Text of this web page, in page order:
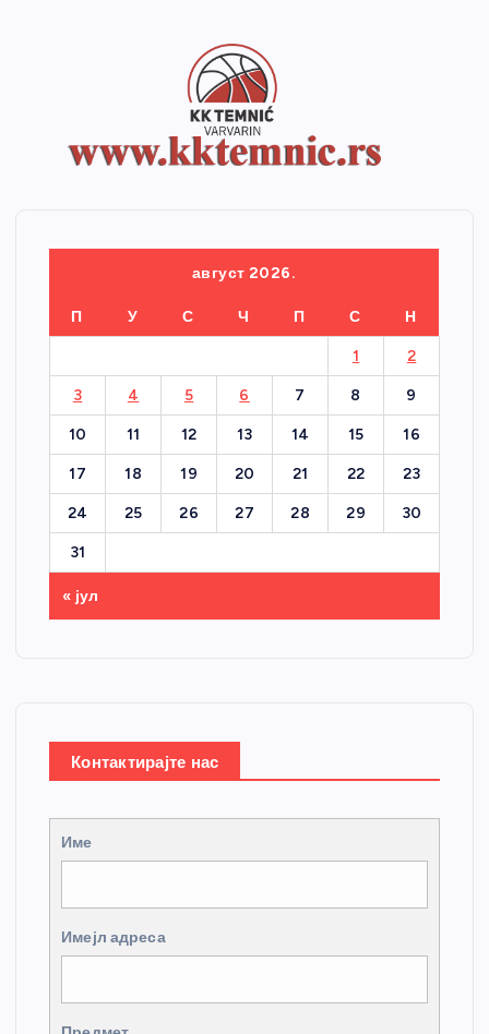
август 2026.
П У С Ч П С Н
1 2
3 4 5 6 7 8 9
10 11 12 13 14 15 16
17 18 19 20 21 22 23
24 25 26 27 28 29 30
31
« јул
Контактирајте нас
Име
Имејл адреса